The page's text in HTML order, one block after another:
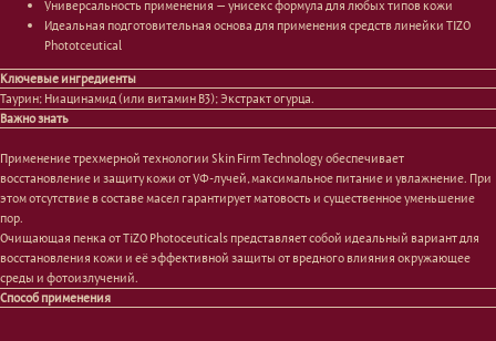
Универсальность применения — унисекс формула для любых типов кожи
Идеальная подготовительная основа для применения средств линейки TIZO
Phototceutical
Ключевые ингредиенты
Таурин; Ниацинамид (или витамин В3); Экстракт огурца.
Важно знать
Применение трехмерной технологии Skin Firm Technology обеспечивает
восстановление и защиту кожи от УФ-лучей, максимальное питание и увлажнение. При
этом отсутствие в составе масел гарантирует матовость и существенное уменьшение
пор.
Очищающая пенка от TiZO Photoceuticals представляет собой идеальный вариант для
восстановления кожи и её эффективной защиты от вредного влияния окружающее
среды и фотоизлучений.
Способ применения
Проблемы
Кремы
Лосьоны
Очищение
Шея и зона декольте
Уход за руками
Уход за ногами
Проблемы
Увлажнение/питание
Сыворотки/ эссенции
Защита от солнца
Тонизация
Восстановление